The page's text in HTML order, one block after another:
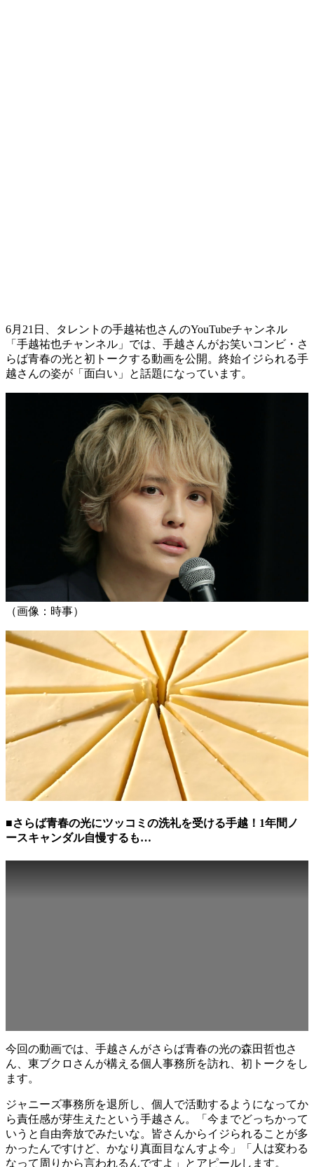
6月21日、タレントの手越祐也さんのYouTubeチャンネル
「手越祐也チャンネル」では、手越さんがお笑いコンビ・さ
らば青春の光と初トークする動画を公開。終始イジられる手
越さんの姿が「面白い」と話題になっています。
（画像：時事）
■さらば青春の光にツッコミの洗礼を受ける手越！1年間ノ
ースキャンダル自慢するも…
今回の動画では、手越さんがさらば青春の光の森田哲也さ
ん、東ブクロさんが構える個人事務所を訪れ、初トークをし
ます。
ジャニーズ事務所を退所し、個人で活動するようになってか
ら責任感が芽生えたという手越さん。「今までどっちかって
いうと自由奔放でみたいな。皆さんからイジられることが多
かったんですけど、かなり真面目なんすよ今」「人は変わる
なって周りから言われるんですよ」とアピールします。